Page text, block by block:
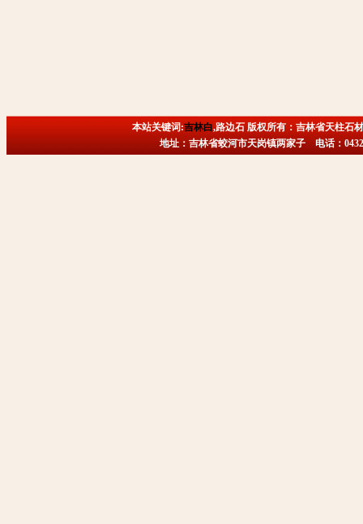
本站关键词:吉林白,路边石 版权所有：吉林省天柱石
地址：吉林省蛟河市天岗镇两家子 电话：